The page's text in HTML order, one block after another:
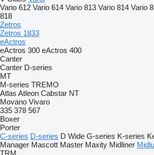
Vario 612 Vario 614 Vario 813 Vario 814 Vario
818
Zetros
Zetros 1833
eActros
eActros 300 eActros 400
Canter
Canter D-series
MT
M-series TREMO
Atlas Atleon Cabstar NT
Movano Vivaro
335 378 567
Boxer
Porter
C-series D-series D Wide G-series K-series
Manager Mascott Master Maxity Midliner
TRM